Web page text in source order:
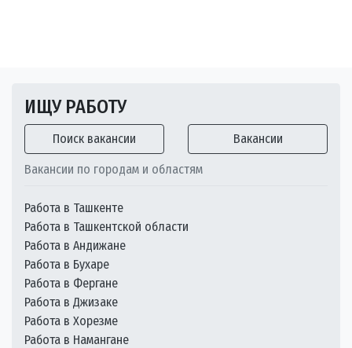
ИЩУ РАБОТУ
Поиск вакансии Вакансии
Вакансии по городам и областям
Работа в Ташкенте
Работа в Ташкентской области
Работа в Андижане
Работа в Бухаре
Работа в Фергане
Работа в Джизаке
Работа в Хорезме
Работа в Намангане